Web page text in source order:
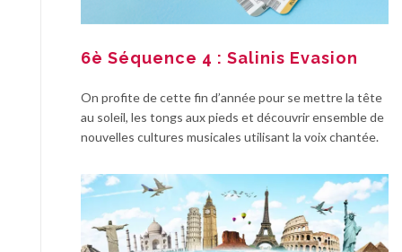
6è Séquence 4 : Salinis Evasion
On profite de cette fin d’année pour se mettre la tête
au soleil, les tongs aux pieds et découvrir ensemble de
nouvelles cultures musicales utilisant la voix chantée.